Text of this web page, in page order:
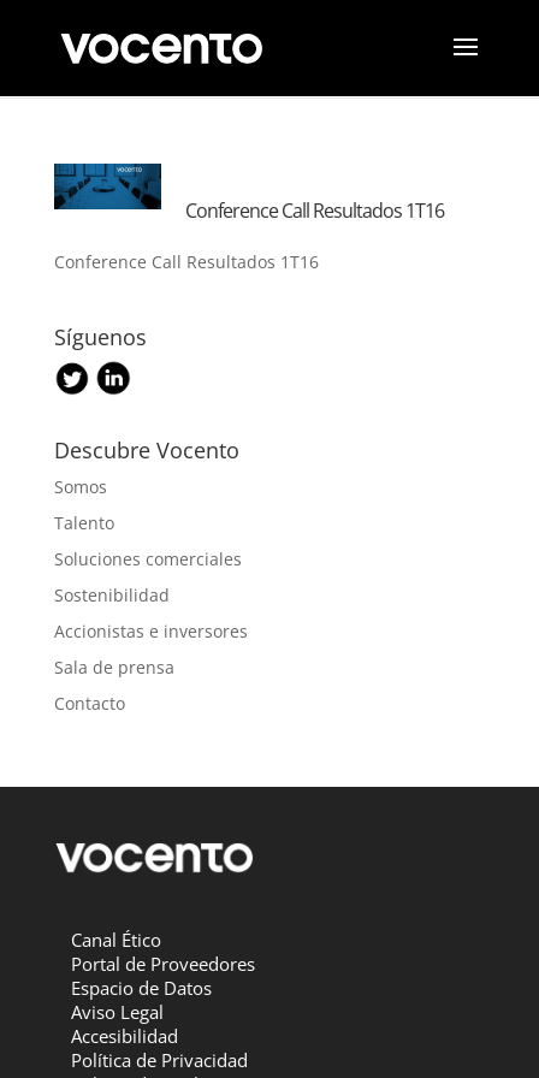
Conference Call Resultados 1T16
Conference Call Resultados 1T16
Síguenos
Descubre Vocento
Somos
Talento
Soluciones comerciales
Sostenibilidad
Accionistas e inversores
Sala de prensa
Contacto
Canal Ético
Portal de Proveedores
Espacio de Datos
Aviso Legal
Accesibilidad
Política de Privacidad